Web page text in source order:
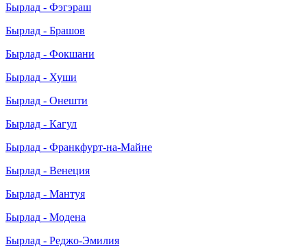
Бырлад - Фэгэраш
Бырлад - Брашов
Бырлад - Фокшани
Бырлад - Хуши
Бырлад - Онешти
Бырлад - Кагул
Бырлад - Франкфурт-на-Майне
Бырлад - Венеция
Бырлад - Мантуя
Бырлад - Модена
Бырлад - Реджо-Эмилия